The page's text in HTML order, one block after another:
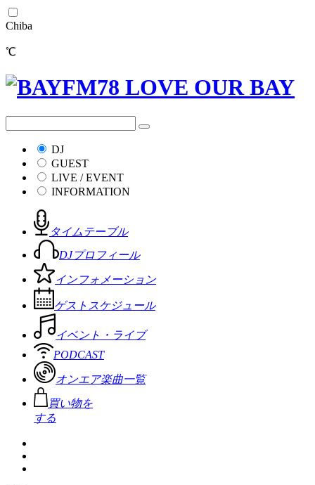
Chiba
℃
DJ
GUEST
LIVE / EVENT
INFORMATION
タイムテーブル
DJプロフィール
インフォメーション
ゲストスケジュール
イベント・ライブ
PODCAST
オンエア楽曲一覧
買い物を
する